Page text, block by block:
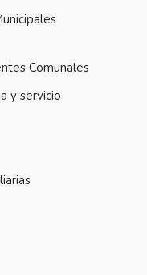
Comunales
y servicio